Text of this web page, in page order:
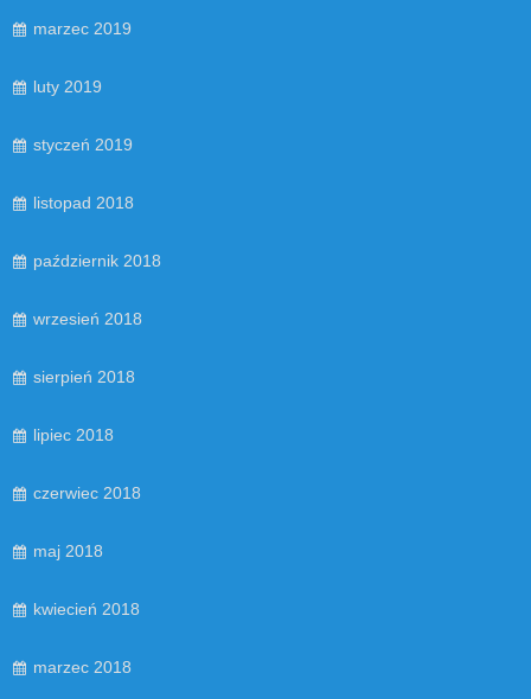
marzec 2019
luty 2019
styczeń 2019
listopad 2018
październik 2018
wrzesień 2018
sierpień 2018
lipiec 2018
czerwiec 2018
maj 2018
kwiecień 2018
marzec 2018